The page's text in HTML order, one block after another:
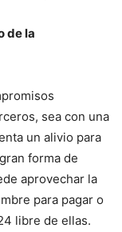
de la
sea con una
un alivio para
forma de
aprovechar la
para pagar o
libre de ellas.